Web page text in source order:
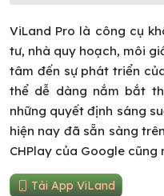
ViLand Pro là công cụ
tư, nhà quy hoạch, môi
tâm đến sự phát triển
thể dễ dàng nắm bắt
những quyết định sáng
hiện nay đã sẵn sàng
CHPlay của Google
Tải App ViLand